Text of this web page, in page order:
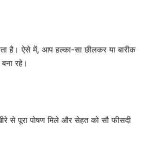
है। ऐसे में, आप हल्का-सा छीलकर या बारीक
रहे।
से पूरा पोषण मिले और सेहत को सौ फीसदी